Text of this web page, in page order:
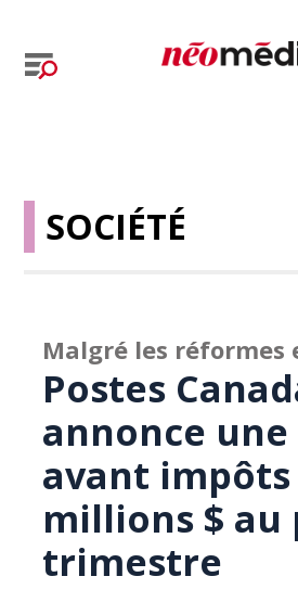
SOCIÉTÉ
Malgré les réformes
Postes
annonce
avant impôts
millions $
trimestre